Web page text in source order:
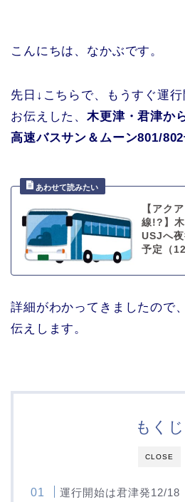
こんにちは、なかぶです。
先日↓こちらで、もうすぐ運
お伝えした、木更津・君津か
高速バスサン＆ムーン801/
【アク
線!?】木
USJへ
予定（
詳細がわかってきましたので
伝えします。
CLOSE
もくじ
運行開始は君津発12/18